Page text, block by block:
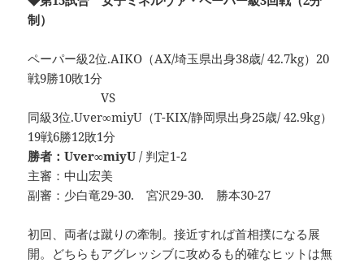
制）
ペーパー級2位.AIKO（AX/埼玉県出身38歳/ 42.7kg）20
戦9勝10敗1分
VS
同級3位.Uver∞miyU（T-KIX/静岡県出身25歳/ 42.9kg）
19戦6勝12敗1分
勝者：Uver∞miyU / 判定1-2
主審：中山宏美
副審：少白竜29-30. 宮沢29-30. 勝本30-27
初回、両者は蹴りの牽制。接近すれば首相撲になる展
開。どちらもアグレッシブに攻めるも的確なヒットは無